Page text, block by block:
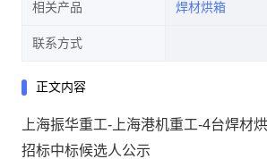
相关产品 焊材烘箱
联系方式
正文内容
上海振华重工-上海港机重工-4台焊材
招标中标候选人公示